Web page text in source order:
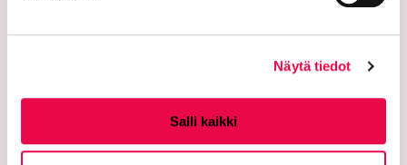
Näytä tiedot
Salli kaikki
Riihimäen kaupunki